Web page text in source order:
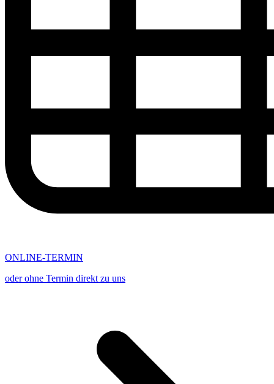
ONLINE-TERMIN
oder ohne Termin direkt zu uns